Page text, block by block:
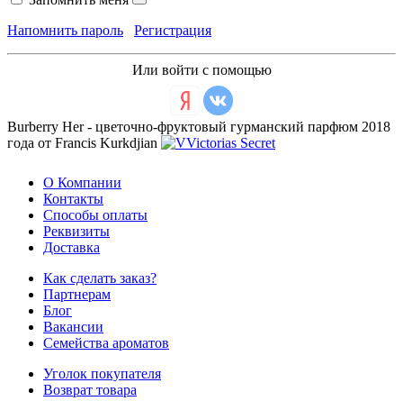
Напомнить пароль
Регистрация
Или войти с помощью
Burberry Her - цветочно-фруктовый гурманский парфюм 2018
года от Francis Kurkdjian
О Компании
Контакты
Способы оплаты
Реквизиты
Доставка
Как сделать заказ?
Партнерам
Блог
Вакансии
Семейства ароматов
Уголок покупателя
Возврат товара